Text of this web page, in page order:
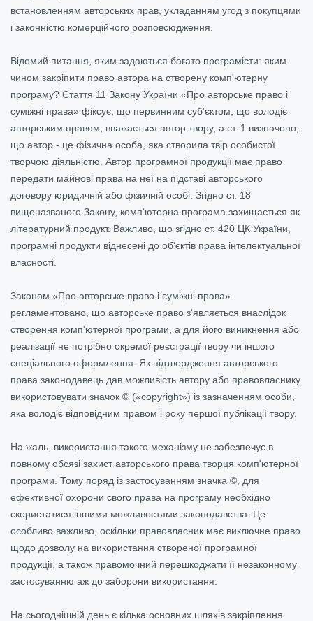
встановленням авторських прав, укладанням угод з покупцями
і законністю комерційного розповсюдження.
Відомий питання, яким задаються багато програмісти: яким
чином закріпити право автора на створену комп'ютерну
програму? Стаття 11 Закону України «Про авторське право і
суміжні права» фіксує, що первинним суб'єктом, що володіє
авторським правом, вважається автор твору, а ст. 1 визначено,
що автор - це фізична особа, яка створила твір особистої
творчою діяльністю. Автор програмної продукції має право
передати майнові права на неї на підставі авторського
договору юридичній або фізичній особі. Згідно ст. 18
вищеназваного Закону, комп'ютерна програма захищається як
літературний продукт. Важливо, що згідно ст. 420 ЦК України,
програмні продукти віднесені до об'єктів права інтелектуальної
власності.
Законом «Про авторське право і суміжні права»
регламентовано, що авторське право з'являється внаслідок
створення комп'ютерної програми, а для його виникнення або
реалізації не потрібно окремої реєстрації твору чи іншого
спеціального оформлення. Як підтвердження авторського
права законодавець дав можливість автору або правовласнику
використовувати значок © («copyright») із зазначенням особи,
яка володіє відповідним правом і року першої публікації твору.
На жаль, використання такого механізму не забезпечує в
повному обсязі захист авторського права творця комп'ютерної
програми. Тому поряд із застосуванням значка ©, для
ефективної охорони свого права на програму необхідно
скористатися іншими можливостями законодавства. Це
особливо важливо, оскільки правовласник має виключне право
щодо дозволу на використання створеної програмної
продукції, а також правомочний перешкоджати її незаконному
застосуванню аж до заборони використання.
На сьогоднішній день є кілька основних шляхів закріплення